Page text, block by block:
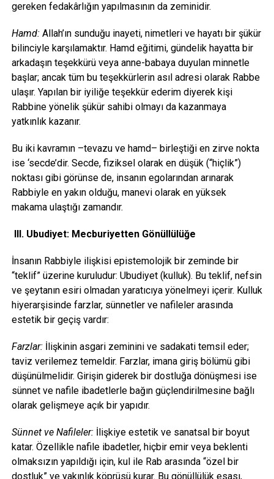
gereken fedakârlığın yapılmasının da zeminidir.
Hamd:Allah’ın sunduğu inayeti, nimetleri ve hayatı bir şükür
bilinciyle karşılamaktır. Hamd eğitimi, gündelik hayatta bir
arkadaşın teşekkürü veya anne-babaya duyulan minnetle
başlar; ancak tüm bu teşekkürlerin asıl adresi olarak Rabbe
ulaşır. Yapılan bir iyiliğe teşekkür ederim diyerek kişi
Rabbine yönelik şükür sahibi olmayı da kazanmaya
yatkınlık kazanır.
Bu iki kavramın –tevazu ve hamd– birleştiği en zirve nokta
ise ‘secde’dir. Secde, fiziksel olarak en düşük (“hiçlik”)
noktası gibi görünse de, insanın egolarından arınarak
Rabbiyle en yakın olduğu, manevi olarak en yüksek
makama ulaştığı zamandır.
III. Ubudiyet: Mecburiyetten Gönüllülüğe
İnsanın Rabbiyle ilişkisi epistemolojik bir zeminde bir
“teklif” üzerine kuruludur: Ubudiyet (kulluk). Bu teklif, nefsin
ve şeytanın esiri olmadan yaratıcıya yönelmeyi içerir. Kulluk
hiyerarşisinde farzlar, sünnetler ve nafileler arasında
estetik bir geçiş vardır:
Farzlar:İlişkinin asgari zeminini ve sadakati temsil eder;
taviz verilemez temeldir. Farzlar, imana giriş bölümü gibi
düşünülmelidir. Girişin giderek bir dostluğa dönüşmesi ise
sünnet ve nafile ibadetlerle bağın güçlendirilmesine bağlı
olarak gelişmeye açık bir yapıdır.
Sünnet ve Nafileler:İlişkiye estetik ve sanatsal bir boyut
katar. Özellikle nafile ibadetler, hiçbir emir veya beklenti
olmaksızın yapıldığı için, kul ile Rab arasında “özel bir
dostluk” ve yakınlık köprüsü kurar. Bu gönüllülük esası,